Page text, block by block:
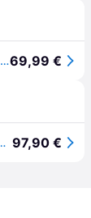
Urban Iki Compact Front Child Bike Seat Grün Max 15 kg Junge69,99 €
beige schwarz abschließbar TaKe 97,90 €